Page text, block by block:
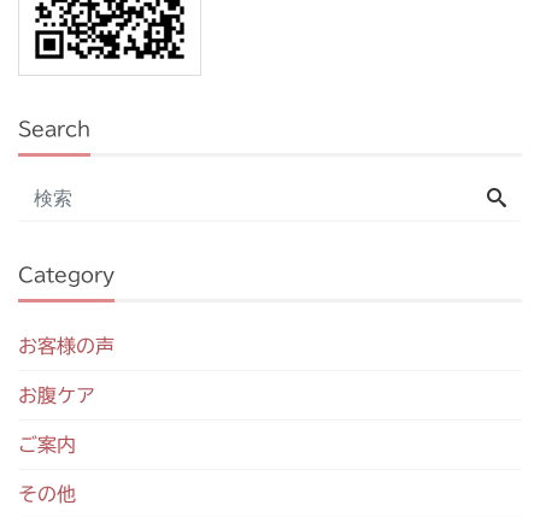
Search
Category
お客様の声
お腹ケア
ご案内
その他